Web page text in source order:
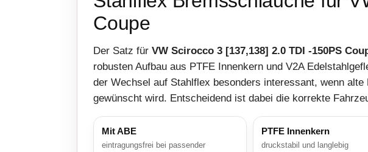
Coupe
Der Satz für VW Scirocco 3 [137,138] 2.0 TDI -150PS
robusten Aufbau aus PTFE Innenkern und V2A
der Wechsel auf Stahlflex besonders interessant, wenn
gewünscht wird. Entscheidend ist dabei die korrekte
Mit ABE
eintragungsfrei bei passender
PTFE Innenkern
druckstabil und langlebig